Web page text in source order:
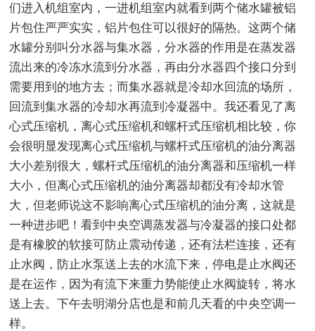
们进入机组室内，一进机组室内就看到两个储水罐被铝
片包住严严实实，铝片包住可以很好的隔热。这两个储
水罐分别叫分水器与集水器，分水器的作用是在蒸发器
流出来的冷冻水流到分水器，再由分水器四个接口分到
需要用到的地方去；而集水器就是冷却水回流的场所，
回流到集水器的冷却水再流到冷凝器中。我还看见了离
心式压缩机，离心式压缩机和螺杆式压缩机相比较，你
会很明显发现离心式压缩机与螺杆式压缩机的油分离器
大小差别很大，螺杆式压缩机的油分离器和压缩机一样
大小，但离心式压缩机的油分离器却都没有冷却水管
大，但老师说这不影响离心式压缩机的油分离，这就是
一种进步吧！看到中央空调蒸发器与冷凝器的接口处都
是有橡胶的软接可防止震动传递，还有法栏连接，还有
止水阀，防止水泵送上去的水流下来，停电是止水阀还
是在运作，因为有流下来重力势能使止水阀旋转，将水
送上去。下午去明湖分店也是和前几天看的中央空调一
样。